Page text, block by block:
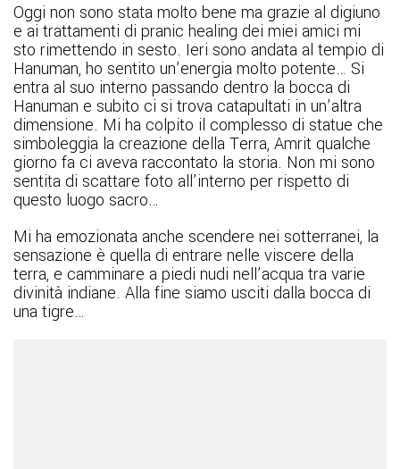
Oggi non sono stata molto bene ma grazie al digiuno
e ai trattamenti di pranic healing dei miei amici mi
sto rimettendo in sesto. Ieri sono andata al tempio di
Hanuman, ho sentito un’energia molto potente… Si
entra al suo interno passando dentro la bocca di
Hanuman e subito ci si trova catapultati in un’altra
dimensione. Mi ha colpito il complesso di statue che
simboleggia la creazione della Terra, Amrit qualche
giorno fa ci aveva raccontato la storia. Non mi sono
sentita di scattare foto all’interno per rispetto di
questo luogo sacro…
Mi ha emozionata anche scendere nei sotterranei, la
sensazione è quella di entrare nelle viscere della
terra, e camminare a piedi nudi nell’acqua tra varie
divinità indiane. Alla fine siamo usciti dalla bocca di
una tigre…